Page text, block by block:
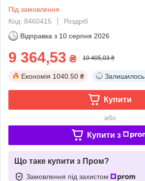
Під замовлення
Код: 8460415
Роздріб
Відправка з 10 серпня 2026
9 364,53 ₴ 10 405,03 ₴
Економія 1040.50 ₴ Залишилось
Купити
або
Купити з
Що таке купити з Пром?
Замовлення під захистом